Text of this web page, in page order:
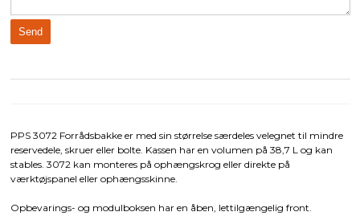
PPS 3072 Forrådsbakke er med sin størrelse særdeles velegnet til mindre
reservedele, skruer eller bolte. Kassen har en volumen på 38,7 L og kan
stables. 3072 kan monteres på ophængskrog eller direkte på
værktøjspanel eller ophængsskinne.
Opbevarings- og modulboksen har en åben, lettilgængelig front.